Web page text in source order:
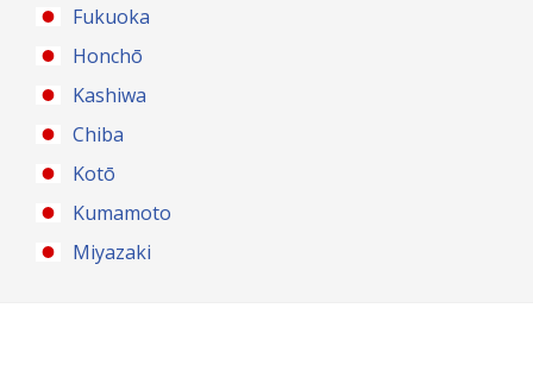
Fukuoka
Honchō
Kashiwa
Chiba
Kotō
Kumamoto
Miyazaki